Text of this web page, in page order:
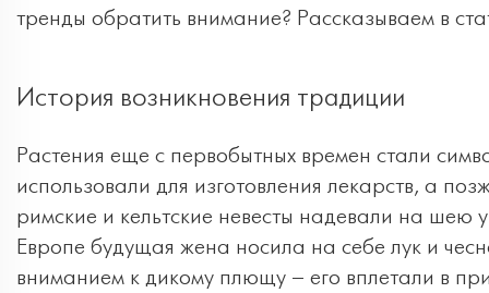
тренды обратить внимание? Рассказываем в
История возникновения традиции
Растения еще с первобытных времен стали
использовали для изготовления лекарств, а
римские и кельтские невесты надевали на
Европе будущая жена носила на себе лук и
вниманием к дикому плющу – его вплетали в